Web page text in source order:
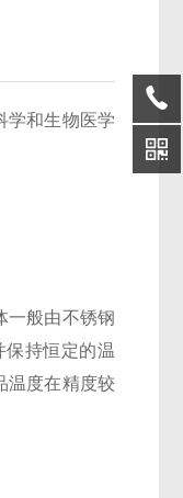
学和生物医学
般由不锈钢
保持恒定的温
温度在精度较